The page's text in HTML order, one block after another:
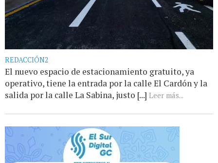
REDACCIÓN2
El nuevo espacio de estacionamiento gratuito, ya
operativo, tiene la entrada por la calle El Cardón y la
salida por la calle La Sabina, justo [...] Leer más...